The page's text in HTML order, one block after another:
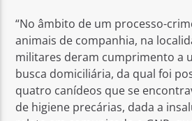
“No âmbito de um processo-
animais de companhia, na
militares deram cumprimento a
busca domiciliária, da qual foi
quatro canídeos que se
de higiene precárias, dada a